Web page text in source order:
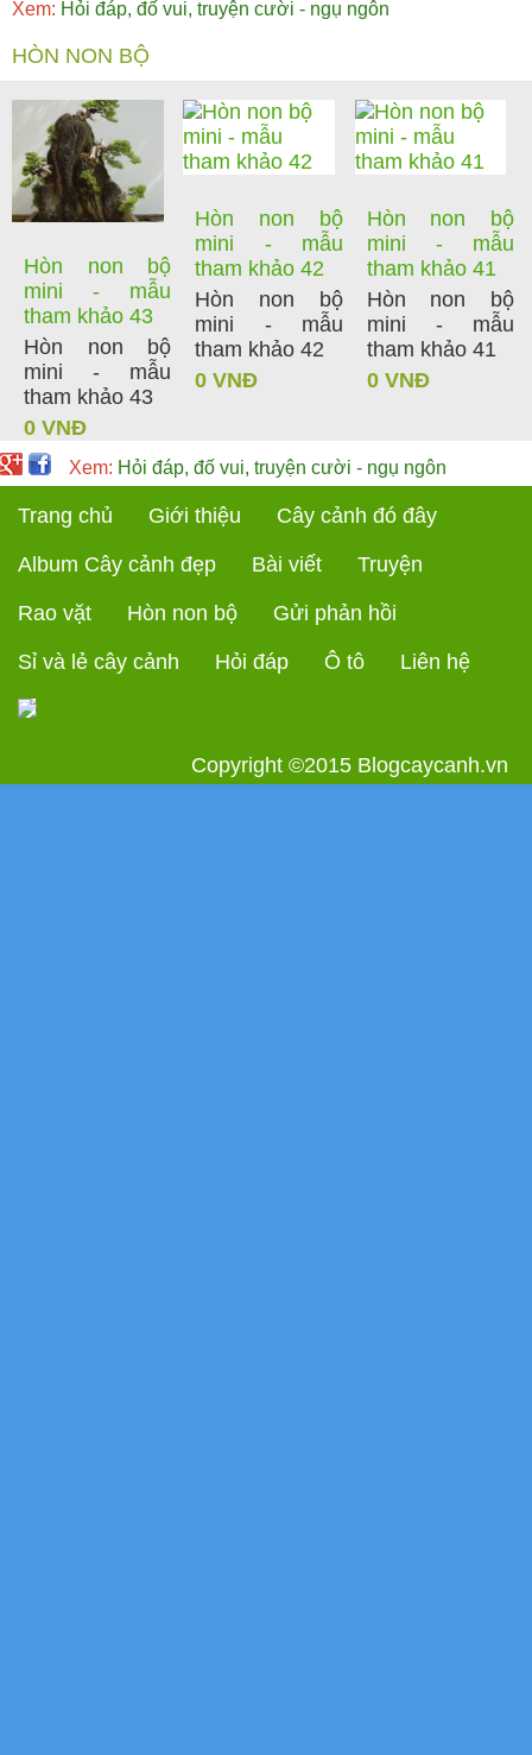
Xem: Hỏi đáp, đố vui, truyện cười - ngụ ngôn
HÒN NON BỘ
Hòn non bộ
mini - mẫu
tham khảo 43
Hòn non bộ
mini - mẫu
tham khảo 43
0 VNĐ
Hòn non bộ
mini - mẫu
tham khảo 42
Hòn non bộ
mini - mẫu
tham khảo 42
0 VNĐ
Hòn non bộ
mini - mẫu
tham khảo 41
Hòn non bộ
mini - mẫu
tham khảo 41
0 VNĐ
Xem: Hỏi đáp, đố vui, truyện cười - ngụ ngôn
Trang chủ Giới thiệu Cây cảnh đó đây
Album Cây cảnh đẹp Bài viết Truyện
Rao vặt Hòn non bộ Gửi phản hồi
Sỉ và lẻ cây cảnh Hỏi đáp Ô tô Liên hệ
Copyright ©2015 Blogcaycanh.vn